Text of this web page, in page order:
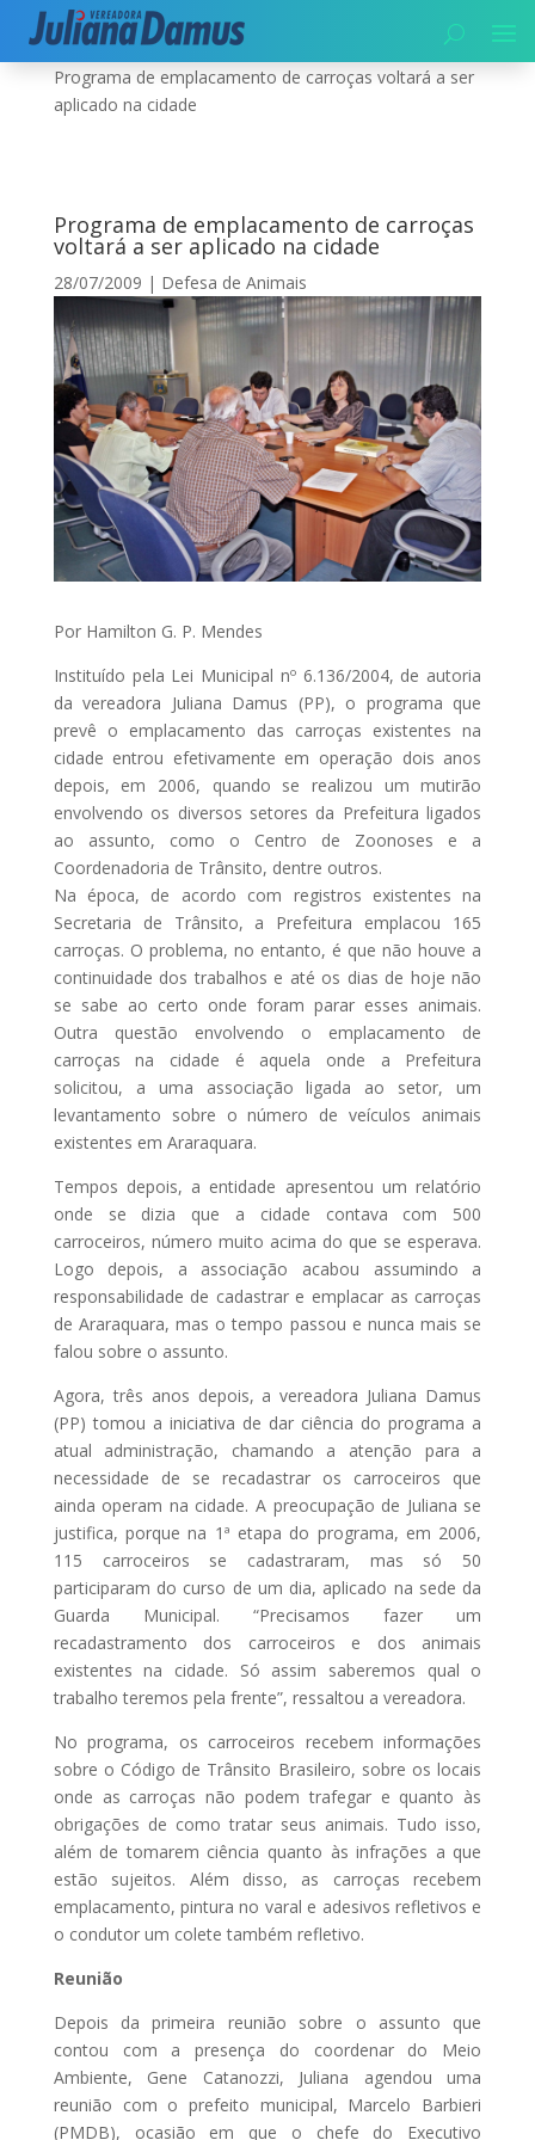
Início|Meio Ambiente|
Programa de emplacamento de carroças voltará a ser
aplicado na cidade
Programa de emplacamento de carroças
voltará a ser aplicado na cidade
28/07/2009 | Defesa de Animais
Por Hamilton G. P. Mendes
Instituído pela Lei Municipal nº 6.136/2004, de autoria
da vereadora Juliana Damus (PP), o programa que
prevê o emplacamento das carroças existentes na
cidade entrou efetivamente em operação dois anos
depois, em 2006, quando se realizou um mutirão
envolvendo os diversos setores da Prefeitura ligados
ao assunto, como o Centro de Zoonoses e a
Coordenadoria de Trânsito, dentre outros.
Na época, de acordo com registros existentes na
Secretaria de Trânsito, a Prefeitura emplacou 165
carroças. O problema, no entanto, é que não houve a
continuidade dos trabalhos e até os dias de hoje não
se sabe ao certo onde foram parar esses animais.
Outra questão envolvendo o emplacamento de
carroças na cidade é aquela onde a Prefeitura
solicitou, a uma associação ligada ao setor, um
levantamento sobre o número de veículos animais
existentes em Araraquara.
Tempos depois, a entidade apresentou um relatório
onde se dizia que a cidade contava com 500
carroceiros, número muito acima do que se esperava.
Logo depois, a associação acabou assumindo a
responsabilidade de cadastrar e emplacar as carroças
de Araraquara, mas o tempo passou e nunca mais se
falou sobre o assunto.
Agora, três anos depois, a vereadora Juliana Damus
(PP) tomou a iniciativa de dar ciência do programa a
atual administração, chamando a atenção para a
necessidade de se recadastrar os carroceiros que
ainda operam na cidade. A preocupação de Juliana se
justifica, porque na 1ª etapa do programa, em 2006,
115 carroceiros se cadastraram, mas só 50
participaram do curso de um dia, aplicado na sede da
Guarda Municipal. “Precisamos fazer um
recadastramento dos carroceiros e dos animais
existentes na cidade. Só assim saberemos qual o
trabalho teremos pela frente”, ressaltou a vereadora.
No programa, os carroceiros recebem informações
sobre o Código de Trânsito Brasileiro, sobre os locais
onde as carroças não podem trafegar e quanto às
obrigações de como tratar seus animais. Tudo isso,
além de tomarem ciência quanto às infrações a que
estão sujeitos. Além disso, as carroças recebem
emplacamento, pintura no varal e adesivos refletivos e
o condutor um colete também refletivo.
Reunião
Depois da primeira reunião sobre o assunto que
contou com a presença do coordenar do Meio
Ambiente, Gene Catanozzi, Juliana agendou uma
reunião com o prefeito municipal, Marcelo Barbieri
(PMDB), ocasião em que o chefe do Executivo